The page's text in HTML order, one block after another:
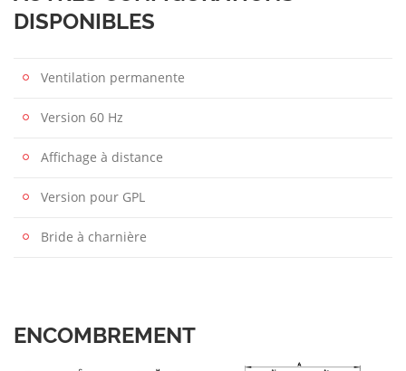
DISPONIBLES
Ventilation permanente
Version 60 Hz
Affichage à distance
Version pour GPL
Bride à charnière
ENCOMBREMENT